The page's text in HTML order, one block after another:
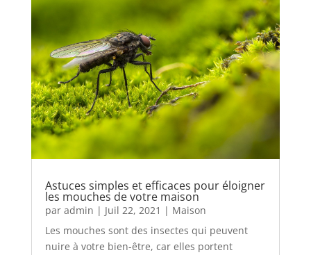
Astuces simples et efficaces pour éloigner
les mouches de votre maison
par admin | Juil 22, 2021 | Maison
Les mouches sont des insectes qui peuvent
nuire à votre bien-être, car elles portent